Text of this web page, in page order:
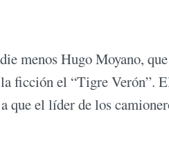
menos Hugo Moyano,
ficción el “Tigre Verón”.
que el líder de los